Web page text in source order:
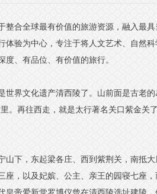
整合全球最有价值的旅游资源，融入最
体验为中心，专注于将人文艺术、自然
度、有品位、有价值的旅行。
世界文化遗产清西陵了。山前面是古老
。再往西走，就是太行著名关口紫金
山下，东起梁各庄、西到紫荆关，南抵
座，以及妃嫔、公主、亲王的园寝七座